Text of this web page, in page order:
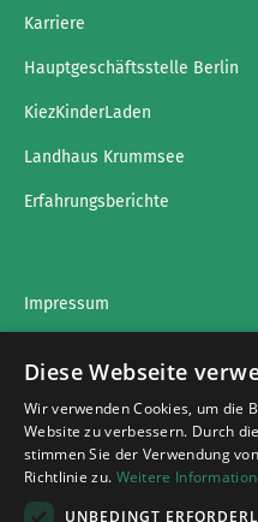
Karriere
Hauptgeschäftsstelle Berlin
KiezKinderLaden
Landhaus Krummsee
Erfahrungsberichte
Impressum
Impressumg
Datenschutz
Diese Webseite
Wir verwenden Cookies, um die
Website zu verbessern. Durch
stimmen Sie der Verwendung
Richtlinie zu. Weitere
UNBEDINGT